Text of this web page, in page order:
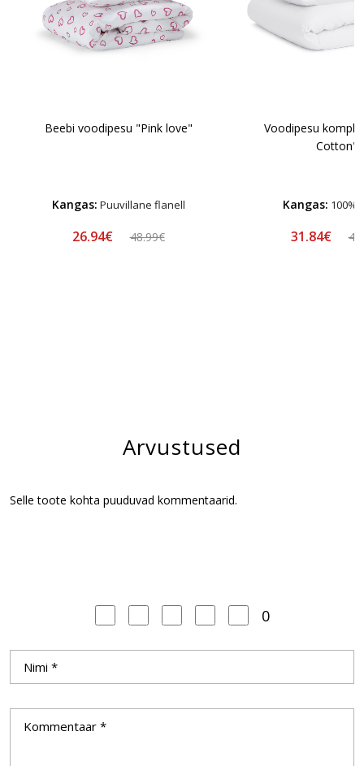
Beebi voodipesu "Pink love"
Kangas: Puuvillane flanell
26.94€ 48.99€
Voodipesu
Cotton"
Kangas: 100%
31.84€
Arvustused
Selle toote kohta puuduvad kommentaarid.
0